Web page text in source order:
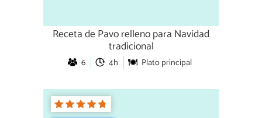
Receta de Pavo relleno para Navidad
tradicional
6 4h Plato principal